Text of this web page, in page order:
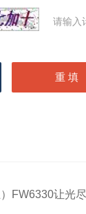
请输入
让光尽其所能